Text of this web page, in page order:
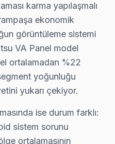
₺800 - ₺1300.
Serisi: DTL-6300.
aniden kapanması ya
kullanılan güç kartının
₺600 - ₺1000.
Serisi: DTL-4300.
kararması veya yan
sisteminin
karma yapılaşmalı
ekonomik
görüntüleme sistemi
VA Panel model
ortalamadan %22
yoğunluğu
yukarı çekiyor.
ise durum farklı:
sistem sorunu
ortalamasının